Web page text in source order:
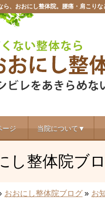
ら、おおにし整体院。腰痛・肩こりな
ージ 当院について▼
し整体院ブ
おおにし整体院ブログ » お